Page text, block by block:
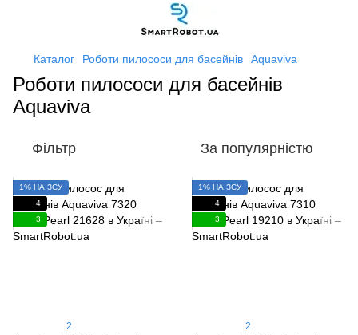
Каталог Роботи пилососи для басейнів Aquaviva
Роботи пилососи для басейнів
Aquaviva
Фільтр За популярністю
1% НА ЗСУ
4
3
2
1% НА ЗСУ
4
3
2